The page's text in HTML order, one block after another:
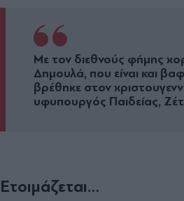
Με τον διεθνούς φήμης
∆ημουλά, που είναι και
βρέθηκε στον
υφυπουργός Παιδείας,
Ετοιμάζεται…